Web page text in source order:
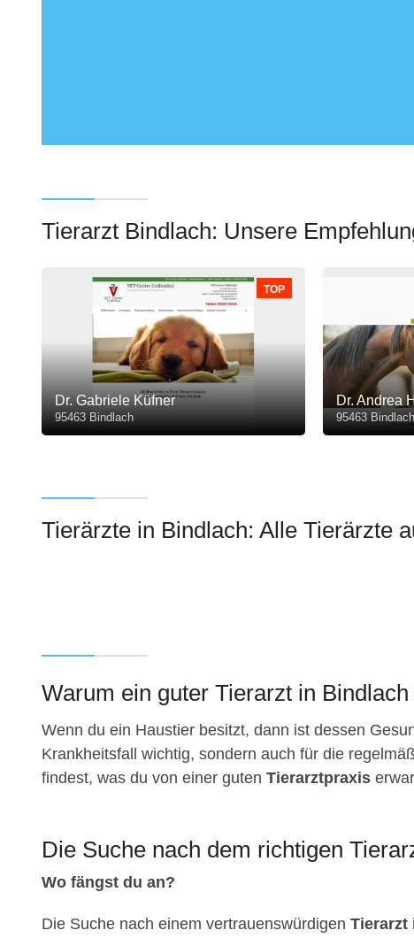
Tierarzt Bindlach: Unsere
TOP
Dr. Gabriele Küfner
95463 Bindlach
Dr. Andrea
95463 Bindlach
Tierärzte in Bindlach: Alle Tierärzte
Warum ein guter Tierarzt in
Wenn du ein Haustier besitzt, dann ist dessen
Krankheitsfall wichtig, sondern auch für die
findest, was du von einer guten Tierarztpraxis
Die Suche nach dem richtigen
Wo fängst du an?
Die Suche nach einem vertrauenswürdigen Tierarzt